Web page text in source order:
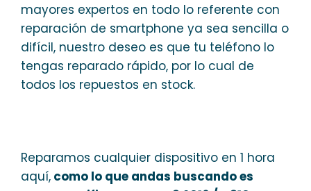
mayores expertos en todo lo referente con
reparación de smartphone ya sea sencilla o
difícil, nuestro deseo es que tu teléfono lo
tengas reparado rápido, por lo cual de
todos los repuestos en stock.
Reparamos cualquier dispositivo en 1 hora
aquí, como lo que andas buscando es